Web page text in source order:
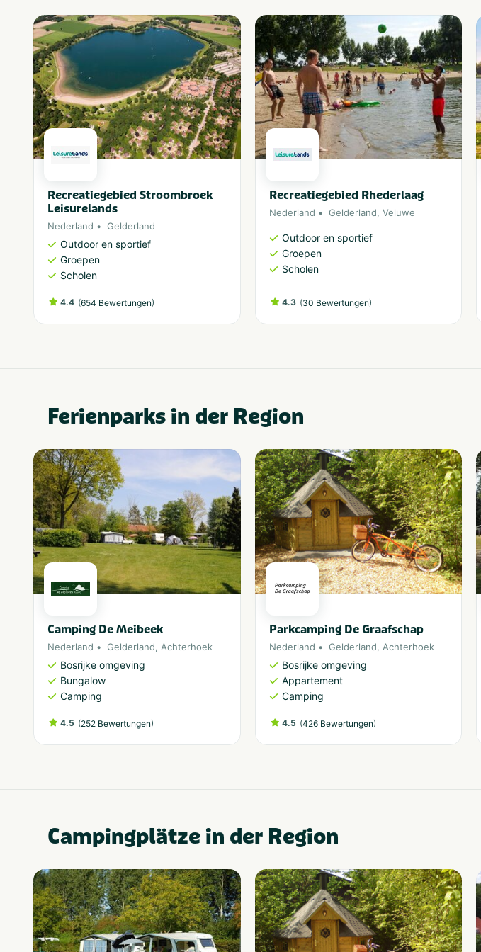
Recreatiegebied Stroombroek
Leisurelands
Nederland Gelderland
Outdoor en sportief
Groepen
Scholen
4.4 (654 Bewertungen)
Recreatiegebied Rhederlaag
Nederland Gelderland, Veluwe
Outdoor en sportief
Groepen
Scholen
4.3 (30 Bewertungen)
Ferienparks in der Region
Camping De Meibeek
Nederland Gelderland, Achterhoek
Bosrijke omgeving
Bungalow
Camping
4.5 (252 Bewertungen)
Parkcamping De Graafschap
Nederland Gelderland, Achterhoek
Bosrijke omgeving
Appartement
Camping
4.5 (426 Bewertungen)
Campingplätze in der Region